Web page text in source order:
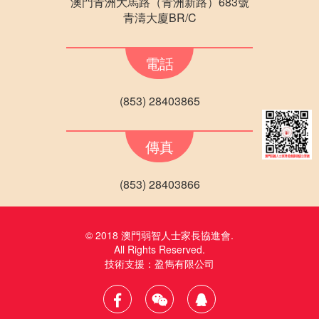
青濤大廈BR/C
電話
(853) 28403865
傳真
(853) 28403866
© 2018 澳門弱智人士家長協進會.
All Rights Reserved.
技術支援： 盈雋有限公司